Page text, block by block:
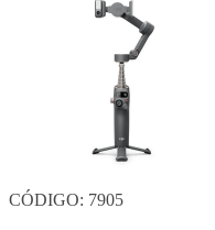
CÓDIGO: 7905